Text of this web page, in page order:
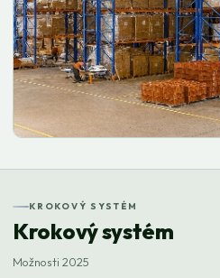
KROKOVÝ SYSTÉM
Krokový systém
Možnosti 2025